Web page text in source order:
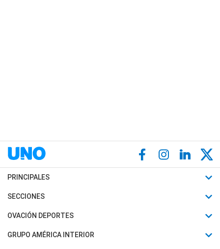
PRINCIPALES
Últimas Noticias
Política
SECCIONES
Horóscopo
Motores
OVACIÓN DEPORTES
Fútbol
GRUPO AMÉRICA INTERIOR